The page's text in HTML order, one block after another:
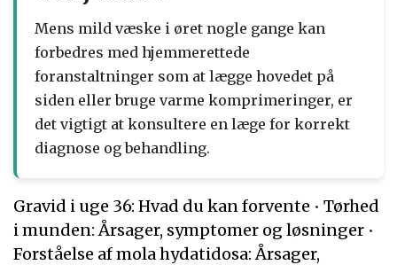
Mens mild væske i øret nogle gange kan
forbedres med hjemmerettede
foranstaltninger som at lægge hovedet på
siden eller bruge varme komprimeringer, er
det vigtigt at konsultere en læge for korrekt
diagnose og behandling.
Gravid i uge 36: Hvad du kan forvente • Tørhed
i munden: Årsager, symptomer og løsninger •
Forståelse af mola hydatidosa: Årsager,